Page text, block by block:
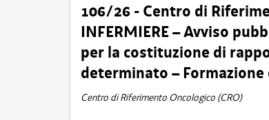
106/26 - Centro di
INFERMIERE – Avviso
per la costituzione di
determinato –
Centro di Riferimento Oncologico (CRO)